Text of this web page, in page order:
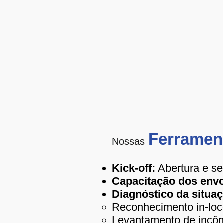
Nossas
Kick-off: Abertura e
Capacitação dos
Diagnóstico da
Reconhecimento in-
Levantamento de